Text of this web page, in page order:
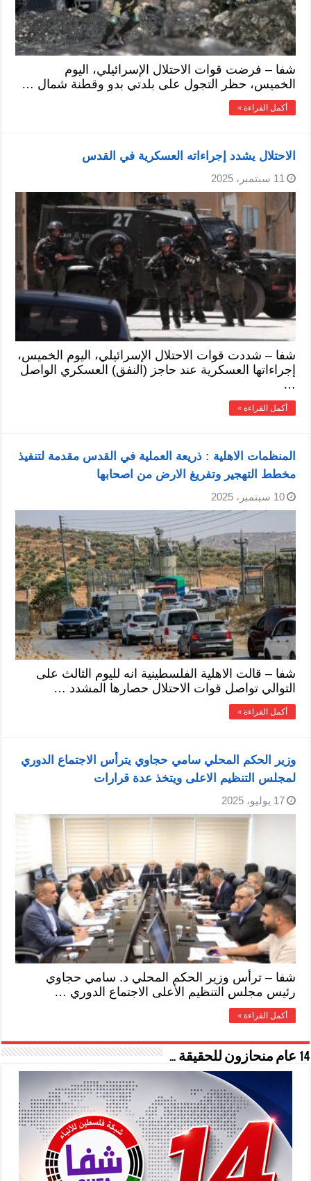
شفا – فرضت قوات الاحتلال الإسرائيلي، اليوم
الخميس، حظر التجول على بلدتي بدو وقطنة شمال …
أكمل القراءة »
الاحتلال يشدد إجراءاته العسكرية في القدس
11 سبتمبر، 2025
شفا – شددت قوات الاحتلال الإسرائيلي، اليوم الخميس،
إجراءاتها العسكرية عند حاجز (النفق) العسكري الواصل
…
أكمل القراءة »
المنظمات الاهلية : ذريعة العملية في القدس مقدمة لتنفيذ
مخطط التهجير وتفريغ الارض من اصحابها
10 سبتمبر، 2025
شفا – قالت الاهلية الفلسطينية انه لليوم الثالث على
التوالي تواصل قوات الاحتلال حصارها المشدد …
أكمل القراءة »
وزير الحكم المحلي سامي حجاوي يترأس الاجتماع الدوري
لمجلس التنظيم الاعلى ويتخذ عدة قرارات
17 يوليو، 2025
شفا – ترأس وزير الحكم المحلي د. سامي حجاوي
رئيس مجلس التنظيم الأعلى الاجتماع الدوري …
أكمل القراءة »
14 عام منحازون للحقيقة …